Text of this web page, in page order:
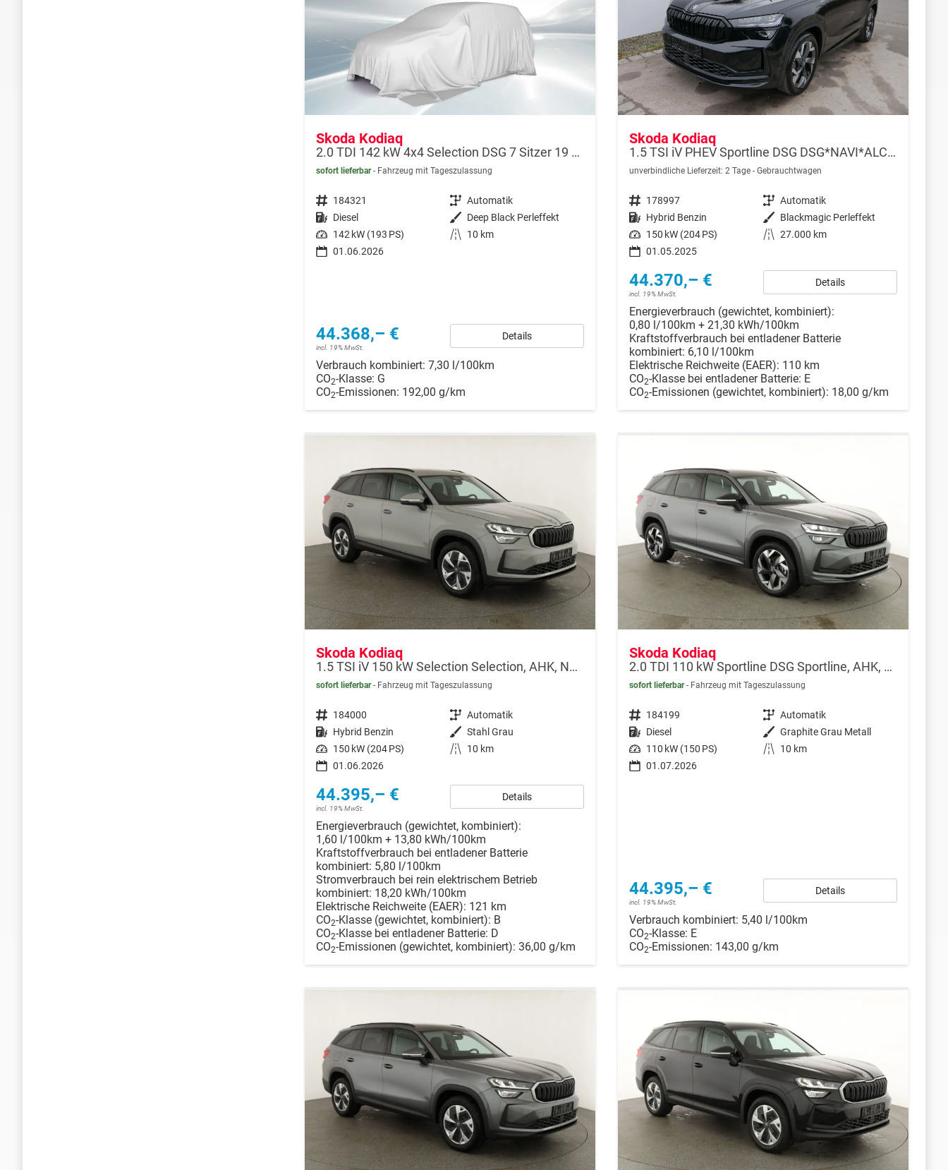
Skoda Kodiaq
2.0 TDI 142 kW 4x4 Selection DSG 7 Sitzer 19 Zoll AHK
sofort lieferbar Fahrzeug mit Tageszulassung
Fahrzeugnr. 184321 Getriebe Automatik
Kraftstoff Diesel Außenfarbe Deep Black Perleffekt
Leistung 142 kW (193 PS) Kilometerstand
10 km
01.06.2026
44.368,– €
incl. 19% MwSt.
Details
Verbrauch kombiniert: 7,30 l/100km
CO2-Klasse: G
CO2-Emissionen: 192,00 g/km
Skoda Kodiaq
1.5 TSI iV PHEV Sportline DSG DSG*NAVI*ALCANTARA*TEMPOMAT*RFK*SMARTLINK*KESSY*
unverbindliche Lieferzeit: 2 Tage Gebrauchtwagen
Fahrzeugnr. 178997 Getriebe Automatik
Kraftstoff Hybrid Benzin Außenfarbe Blackmagic Perleffekt
Leistung 150 kW (204 PS) Kilometerstand 27.000 km
01.05.2025
44.370,– €
incl. 19% MwSt.
Details
Energieverbrauch (gewichtet, kombiniert):
0,80 l/100km + 21,30 kWh/100km
Kraftstoffverbrauch bei entladener Batterie
kombiniert: 6,10 l/100km
Elektrische Reichweite (EAER): 110 km
CO2-Klasse bei entladener Batterie: E
CO2-Emissionen (gewichtet, kombiniert): 18,00 g/km
Skoda Kodiaq
1.5 TSI iV 150 kW Selection Selection, AHK, Navi, Kamera, Side, el. Klappe, Winter, sofort
sofort lieferbar Fahrzeug mit Tageszulassung
Fahrzeugnr. 184000 Getriebe Automatik
Kraftstoff Hybrid Benzin Außenfarbe Stahl Grau
Leistung 150 kW (204 PS) Kilometerstand
10 km
01.06.2026
44.395,– €
incl. 19% MwSt.
Details
Energieverbrauch (gewichtet, kombiniert):
1,60 l/100km + 13,80 kWh/100km
Kraftstoffverbrauch bei entladener Batterie
kombiniert: 5,80 l/100km
Stromverbrauch bei rein elektrischem Betrieb
kombiniert: 18,20 kWh/100km
Elektrische Reichweite (EAER): 121 km
CO2-Klasse (gewichtet, kombiniert): B
CO2-Klasse bei entladener Batterie: D
CO2-Emissionen (gewichtet, kombiniert): 36,00 g/km
Skoda Kodiaq
2.0 TDI 110 kW Sportline DSG Sportline, AHK, Navi, Matrix, Kamera, Side, Winter
sofort lieferbar Fahrzeug mit Tageszulassung
Fahrzeugnr. 184199 Getriebe Automatik
Kraftstoff Diesel Außenfarbe Graphite Grau Metall
Leistung 110 kW (150 PS) Kilometerstand
10 km
01.07.2026
44.395,– €
incl. 19% MwSt.
Details
Verbrauch kombiniert: 5,40 l/100km
CO2-Klasse: E
CO2-Emissionen: 143,00 g/km